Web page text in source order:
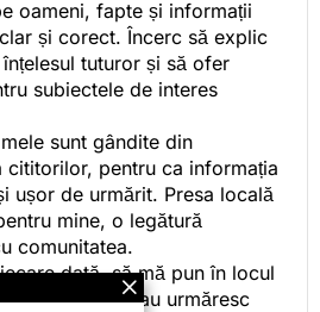
oameni, fapte și informații
și corect. Încerc să explic
tuturor și să ofer
subiectele de interes
sunt gândite din
cititorilor, pentru ca informația
ușor de urmărit. Presa locală
mine, o legătură
comunitatea.
dată, să mă pun în locul
privesc sau urmăresc